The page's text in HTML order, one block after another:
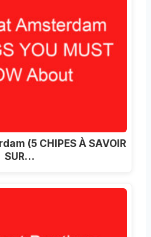
(5 CHIPES À SAVOIR
SUR…